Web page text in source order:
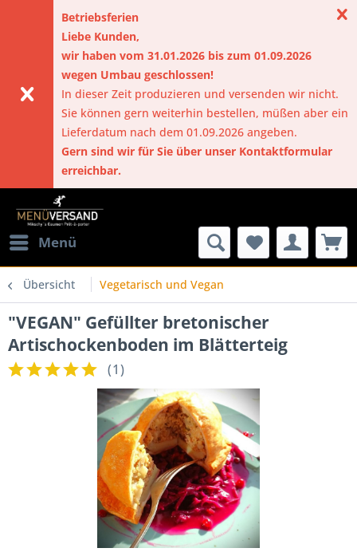
Betriebsferien
Liebe Kunden,
wir haben vom 31.01.2026 bis zum 01.09.2026
wegen Umbau geschlossen!
In dieser Zeit produzieren und versenden wir nicht.
Sie können gern weiterhin bestellen, müßen aber ein
Lieferdatum nach dem 01.09.2026 angeben.
Gern sind wir für Sie über unser Kontaktformular
erreichbar.
Menü
Übersicht Vegetarisch und Vegan
"VEGAN" Gefüllter bretonischer
Artischockenboden im Blätterteig
(1)